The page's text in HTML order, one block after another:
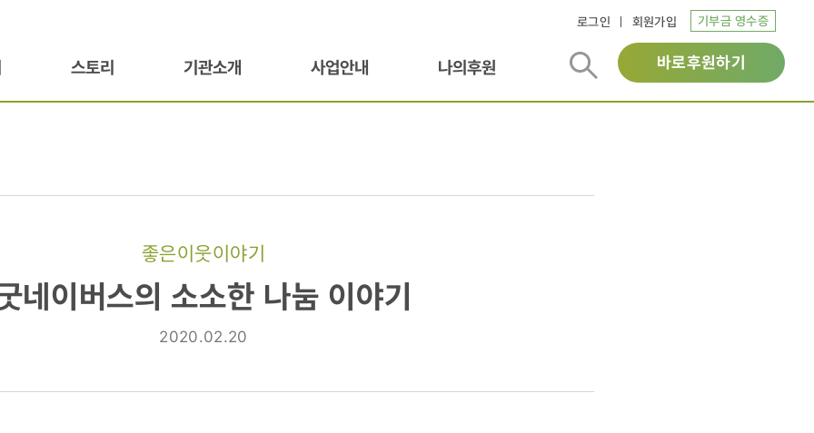
로그인 회원가입 기부금 영수증
스토리 기관소개 사업안내 나의후원 바로후원하기
좋은이웃이야기
네이버스의 소소한 나눔 이야기
2020.02.20